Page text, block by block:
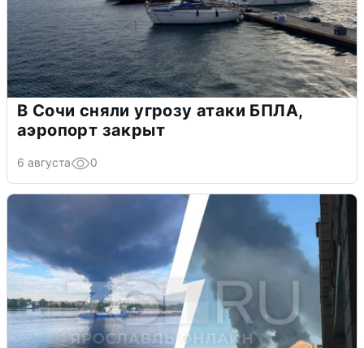
В Сочи сняли угрозу атаки БПЛА,
аэропорт закрыт
6 августа 0